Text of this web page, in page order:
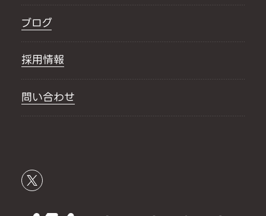
ブログ
採用情報
問い合わせ